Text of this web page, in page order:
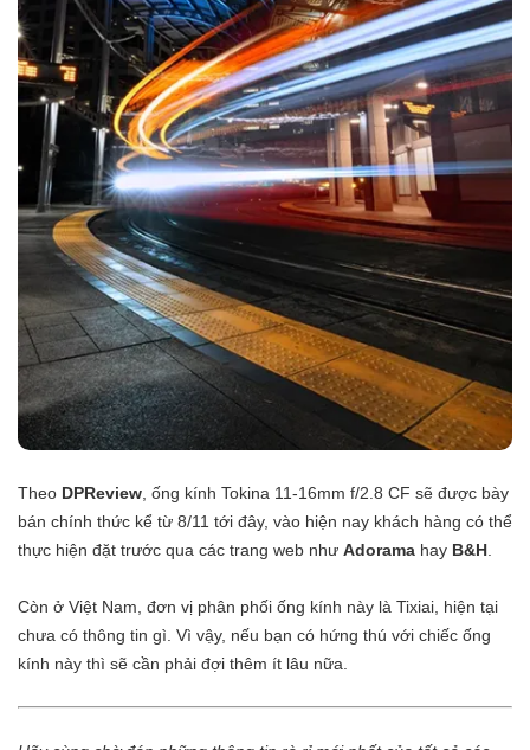
Theo DPReview , ống kính Tokina 11-16mm f/2.8 CF sẽ được bày
bán chính thức kể từ 8/11 tới đây, vào hiện nay khách hàng có thể
thực hiện đặt trước qua các trang web như Adorama hay B&H
Còn ở Việt Nam, đơn vị phân phối ống kính này là Tixiai, hiện tại
chưa có thông tin gì. Vì vậy, nếu bạn có hứng thú với chiếc ống
kính này thì sẽ cần phải đợi thêm ít lâu nữa.